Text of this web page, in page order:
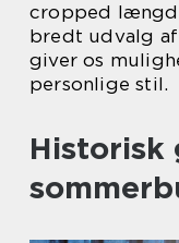
cropped
bredt udvalg
giver os
personlige stil.
Historisk